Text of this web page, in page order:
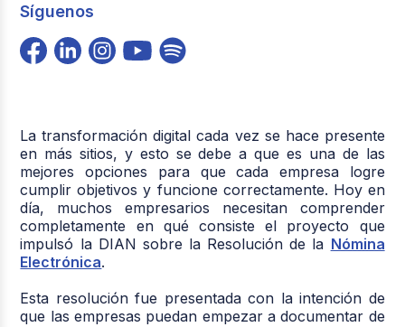
Síguenos
La transformación digital cada vez se hace presente
en más sitios, y esto se debe a que es una de las
mejores opciones para que cada empresa logre
cumplir objetivos y funcione correctamente. Hoy en
día, muchos empresarios necesitan comprender
completamente en qué consiste el proyecto que
impulsó la DIAN sobre la Resolución de la Nómina
Electrónica.
Esta resolución fue presentada con la intención de
que las empresas puedan empezar a documentar de